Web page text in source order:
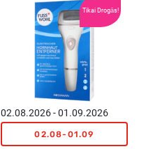
Tikai Drogās!
02.08.2026 - 01.09.2026
02.08-01.09